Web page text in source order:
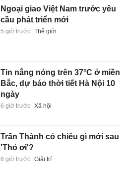
Ngoại giao Việt Nam trước yêu
cầu phát triển mới
5 giờ trước Thế giới
Tin nắng nóng trên 37°C ở miền
Bắc, dự báo thời tiết Hà Nội 10
ngày
6 giờ trước Xã hội
Trấn Thành có chiêu gì mới sau
'Thỏ ơi'?
6 giờ trước Giải trí